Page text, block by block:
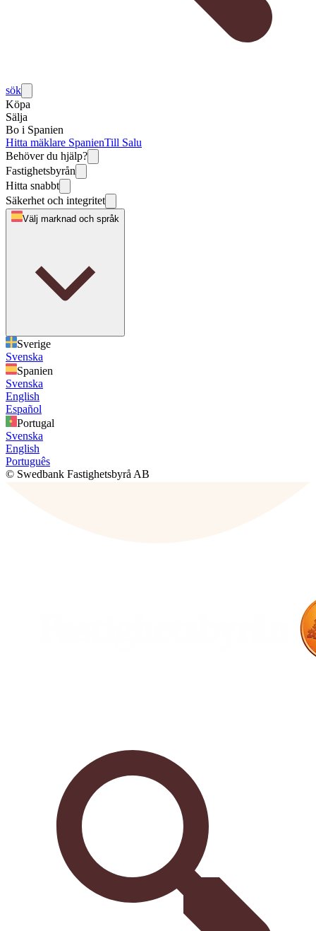
sök
Köpa
Sälja
Bo i Spanien
Hitta mäklare SpanienTill Salu
Behöver du hjälp?
Fastighetsbyrån
Hitta snabbt
Säkerhet och integritet
Välj marknad och språk
Sverige
Svenska
Spanien
Svenska
English
Español
Portugal
Svenska
English
Português
© Swedbank Fastighetsbyrå AB